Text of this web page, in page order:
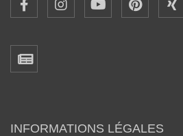
INFORMATIONS LÉGALES